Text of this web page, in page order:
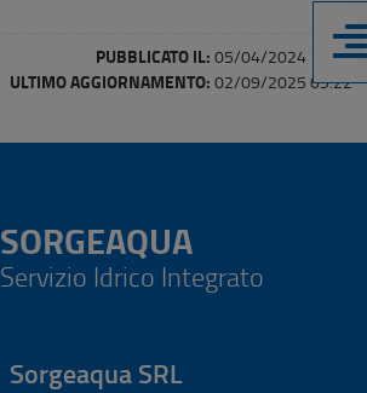
PUBBLICATO IL: 05/04/2024 17:53
ULTIMO AGGIORNAMENTO: 02/09/2025 09:22
SORGEAQUA
Servizio Idrico Integrato
Sorgeaqua SRL